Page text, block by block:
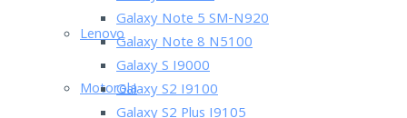
Lenovo
Motorola
Galaxy Note 5 SM-N920
Galaxy Note 8 N5100
Galaxy S I9000
Galaxy S2 I9100